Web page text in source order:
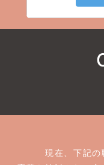
現在、下記の